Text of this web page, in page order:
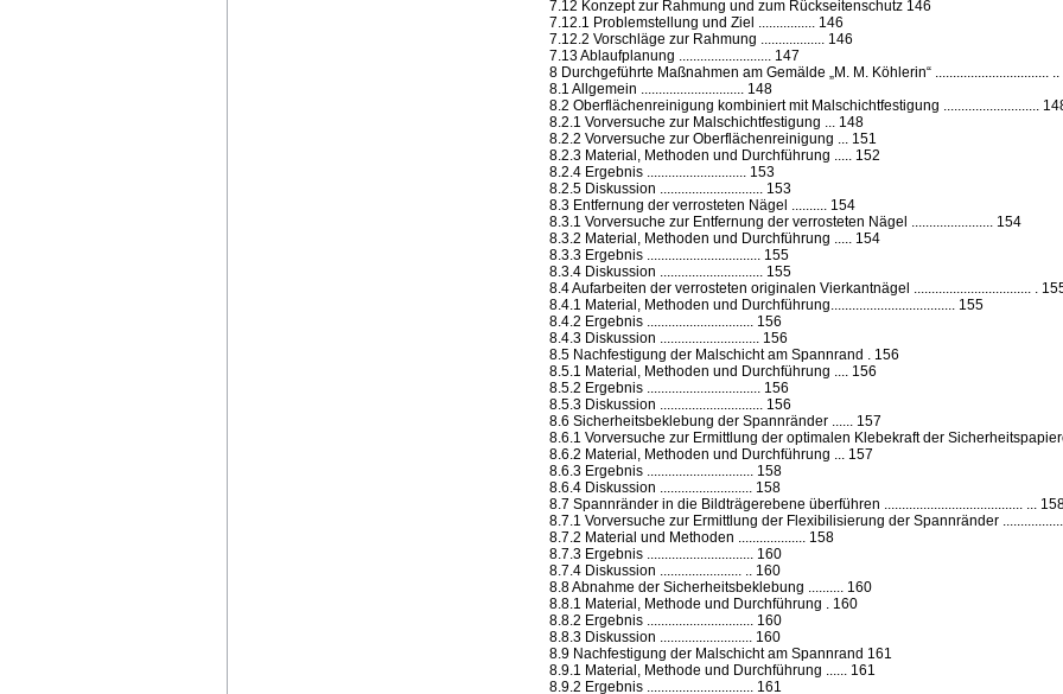
7.12 Konzept zur Rahmung und zum Rückseitenschutz 146
7.12.1 Problemstellung und Ziel ................ 146
7.12.2 Vorschläge zur Rahmung .................. 146
7.13 Ablaufplanung .......................... 147
8 Durchgeführte Maßnahmen am Gemälde „M. M. Köhlerin“ ................................
8.1 Allgemein ............................. 148
8.2 Oberflächenreinigung kombiniert mit Malschichtfestigung ...........................
8.2.1 Vorversuche zur Malschichtfestigung ... 148
8.2.2 Vorversuche zur Oberflächenreinigung ... 151
8.2.3 Material, Methoden und Durchführung ..... 152
8.2.4 Ergebnis ............................ 153
8.2.5 Diskussion ............................. 153
8.3 Entfernung der verrosteten Nägel .......... 154
8.3.1 Vorversuche zur Entfernung der verrosteten Nägel ....................... 154
8.3.2 Material, Methoden und Durchführung ..... 154
8.3.3 Ergebnis ................................ 155
8.3.4 Diskussion ............................. 155
8.4 Aufarbeiten der verrosteten originalen Vierkantnägel ................................. .
8.4.1 Material, Methoden und Durchführung................................... 155
8.4.2 Ergebnis .............................. 156
8.4.3 Diskussion ............................ 156
8.5 Nachfestigung der Malschicht am Spannrand . 156
8.5.1 Material, Methoden und Durchführung .... 156
8.5.2 Ergebnis ................................ 156
8.5.3 Diskussion ............................. 156
8.6 Sicherheitsbeklebung der Spannränder ...... 157
8.6.1 Vorversuche zur Ermittlung der optimalen Klebekraft der
8.6.2 Material, Methoden und Durchführung ... 157
8.6.3 Ergebnis .............................. 158
8.6.4 Diskussion .......................... 158
8.7 Spannränder in die Bildträgerebene überführen ....................................... ...
8.7.1 Vorversuche zur Ermittlung der Flexibilisierung der Spannränder
8.7.2 Material und Methoden ................... 158
8.7.3 Ergebnis .............................. 160
8.7.4 Diskussion ....................... .. 160
8.8 Abnahme der Sicherheitsbeklebung .......... 160
8.8.1 Material, Methode und Durchführung . 160
8.8.2 Ergebnis .............................. 160
8.8.3 Diskussion .......................... 160
8.9 Nachfestigung der Malschicht am Spannrand 161
8.9.1 Material, Methode und Durchführung ...... 161
8.9.2 Ergebnis .............................. 161